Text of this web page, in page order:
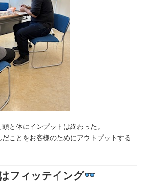
と体にインプットは終わった。
ことをお客様のためにアウトプットする
フィッテイング